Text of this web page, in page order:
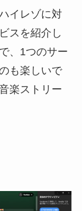
イレゾに対
スを紹介し
、1つのサー
も楽しいで
楽ストリー